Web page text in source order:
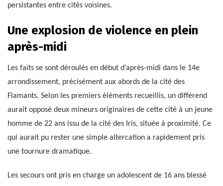
persistantes entre cités voisines.
Une explosion de violence en plein
après-midi
Les faits se sont déroulés en début d’après-midi dans le 14e
arrondissement, précisément aux abords de la cité des
Flamants. Selon les premiers éléments recueillis, un différend
aurait opposé deux mineurs originaires de cette cité à un jeune
homme de 22 ans issu de la cité des Iris, située à proximité. Ce
qui aurait pu rester une simple altercation a rapidement pris
une tournure dramatique.
Les secours ont pris en charge un adolescent de 16 ans blessé